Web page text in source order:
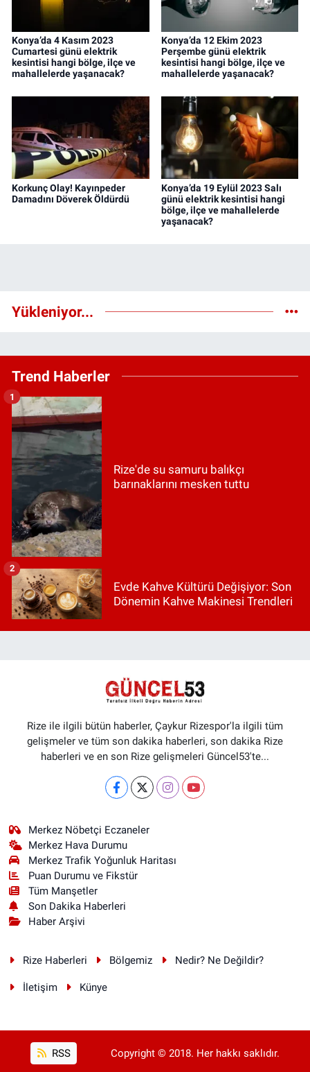
Konya’da 4 Kasım 2023
Cumartesi günü elektrik
kesintisi hangi bölge, ilçe ve
mahallelerde yaşanacak?
Konya’da 12 Ekim 2023
Perşembe günü elektrik
kesintisi hangi bölge, ilçe ve
mahallelerde yaşanacak?
Korkunç Olay! Kayınpeder
Damadını Döverek Öldürdü
Konya’da 19 Eylül 2023 Salı
günü elektrik kesintisi hangi
bölge, ilçe ve mahallelerde
yaşanacak?
Yükleniyor...
Trend Haberler
Rize'de su samuru balıkçı
barınaklarını mesken tuttu
1
Evde Kahve Kültürü Değişiyor: Son
Dönemin Kahve Makinesi Trendleri
2
Rize ile ilgili bütün haberler, Çaykur Rizespor'la ilgili tüm
gelişmeler ve tüm son dakika haberleri, son dakika Rize
haberleri ve en son Rize gelişmeleri Güncel53'te...
Merkez Nöbetçi Eczaneler
Merkez Hava Durumu
Merkez Trafik Yoğunluk Haritası
Puan Durumu ve Fikstür
Tüm Manşetler
Son Dakika Haberleri
Haber Arşivi
Rize Haberleri Bölgemiz Nedir? Ne Değildir?
İletişim Künye
RSS Copyright © 2018. Her hakkı saklıdır.